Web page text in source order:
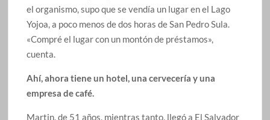
el organismo, supo que se vendía un lugar en el Lago
Yojoa, a poco menos de dos horas de San Pedro Sula.
«Compré el lugar con un montón de préstamos»,
cuenta.
Ahí, ahora tiene un hotel, una cervecería y una
empresa de café.
Martin, de 51 años, mientras tanto, llegó a El Salvador